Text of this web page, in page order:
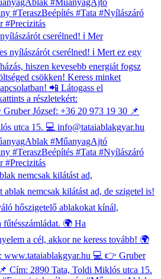
cserélned! ℹ Mer
nemcsak kilátást ad,